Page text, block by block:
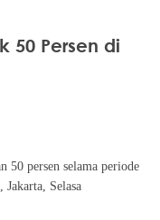
50 Persen di
50 persen selama periode
Selasa